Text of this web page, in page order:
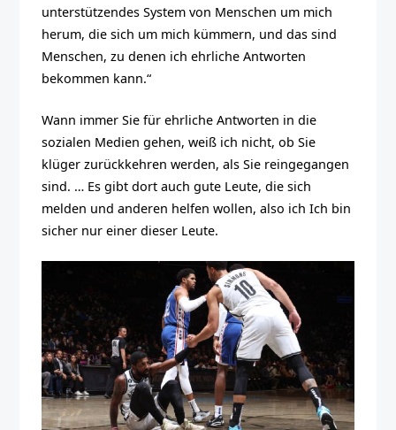
unterstützendes System von Menschen um mich
herum, die sich um mich kümmern, und das sind
Menschen, zu denen ich ehrliche Antworten
bekommen kann.“
Wann immer Sie für ehrliche Antworten in die
sozialen Medien gehen, weiß ich nicht, ob Sie
klüger zurückkehren werden, als Sie reingegangen
sind. … Es gibt dort auch gute Leute, die sich
melden und anderen helfen wollen, also ich Ich bin
sicher nur einer dieser Leute.